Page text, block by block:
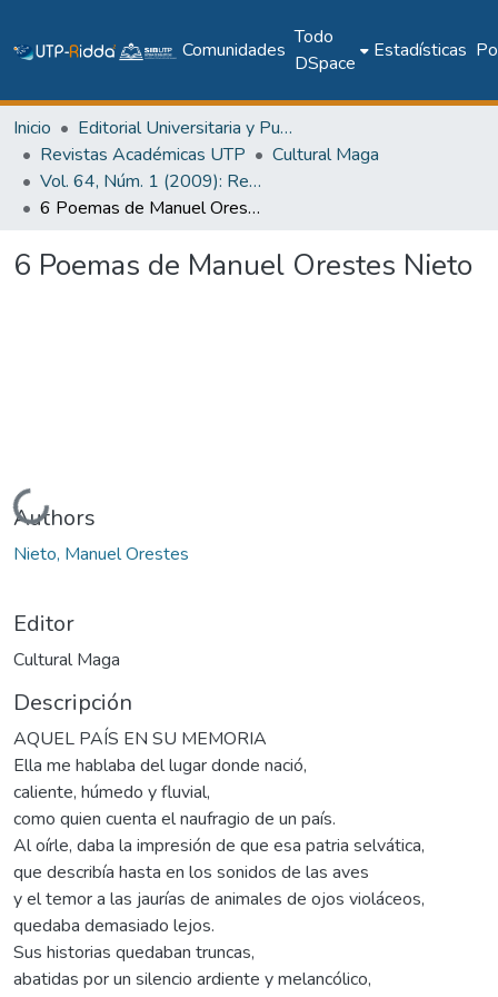
Comunidades
Todo
DSpace
Estadísticas
Inicio
Editorial Universitaria y Publicaciones Seriadas
Revistas Académicas UTP
Cultural Maga
Vol. 64, Núm. 1 (2009): Revista Maga
6 Poemas de Manuel Orestes Nieto
6 Poemas de Manuel Orestes Nieto
Cargando...
Authors
Nieto, Manuel Orestes
Editor
Cultural Maga
Descripción
AQUEL PAÍS EN SU MEMORIA
Ella me hablaba del lugar donde nació,
caliente, húmedo y fluvial,
como quien cuenta el naufragio de un país.
Al oírle, daba la impresión de que esa patria selvática,
que describía hasta en los sonidos de las aves
y el temor a las jaurías de animales de ojos violáceos,
quedaba demasiado lejos.
Sus historias quedaban truncas,
abatidas por un silencio ardiente y melancólico,